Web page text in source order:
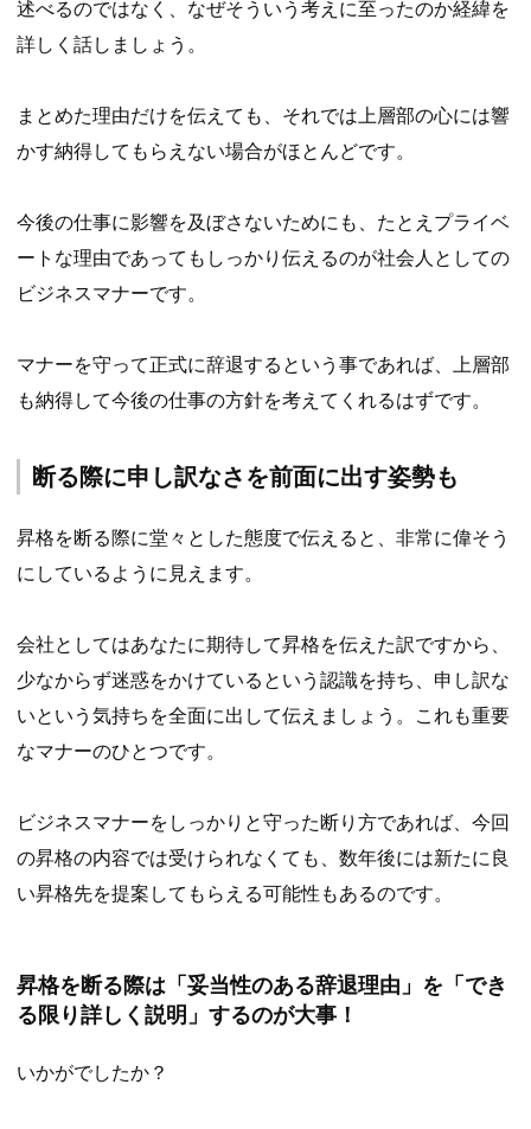
述べるのではなく、なぜそういう考えに至ったのか経緯を
詳しく話しましょう。
まとめた理由だけを伝えても、それでは上層部の心には響
かす納得してもらえない場合がほとんどです。
今後の仕事に影響を及ぼさないためにも、たとえプライベ
ートな理由であってもしっかり伝えるのが社会人としての
ビジネスマナーです。
マナーを守って正式に辞退するという事であれば、上層部
も納得して今後の仕事の方針を考えてくれるはずです。
断る際に申し訳なさを前面に出す姿勢も
昇格を断る際に堂々とした態度で伝えると、非常に偉そう
にしているように見えます。
会社としてはあなたに期待して昇格を伝えた訳ですから、
少なからず迷惑をかけているという認識を持ち、申し訳な
いという気持ちを全面に出して伝えましょう。これも重要
なマナーのひとつです。
ビジネスマナーをしっかりと守った断り方であれば、今回
の昇格の内容では受けられなくても、数年後には新たに良
い昇格先を提案してもらえる可能性もあるのです。
昇格を断る際は「妥当性のある辞退理由」を「でき
る限り詳しく説明」するのが大事！
いかがでしたか？